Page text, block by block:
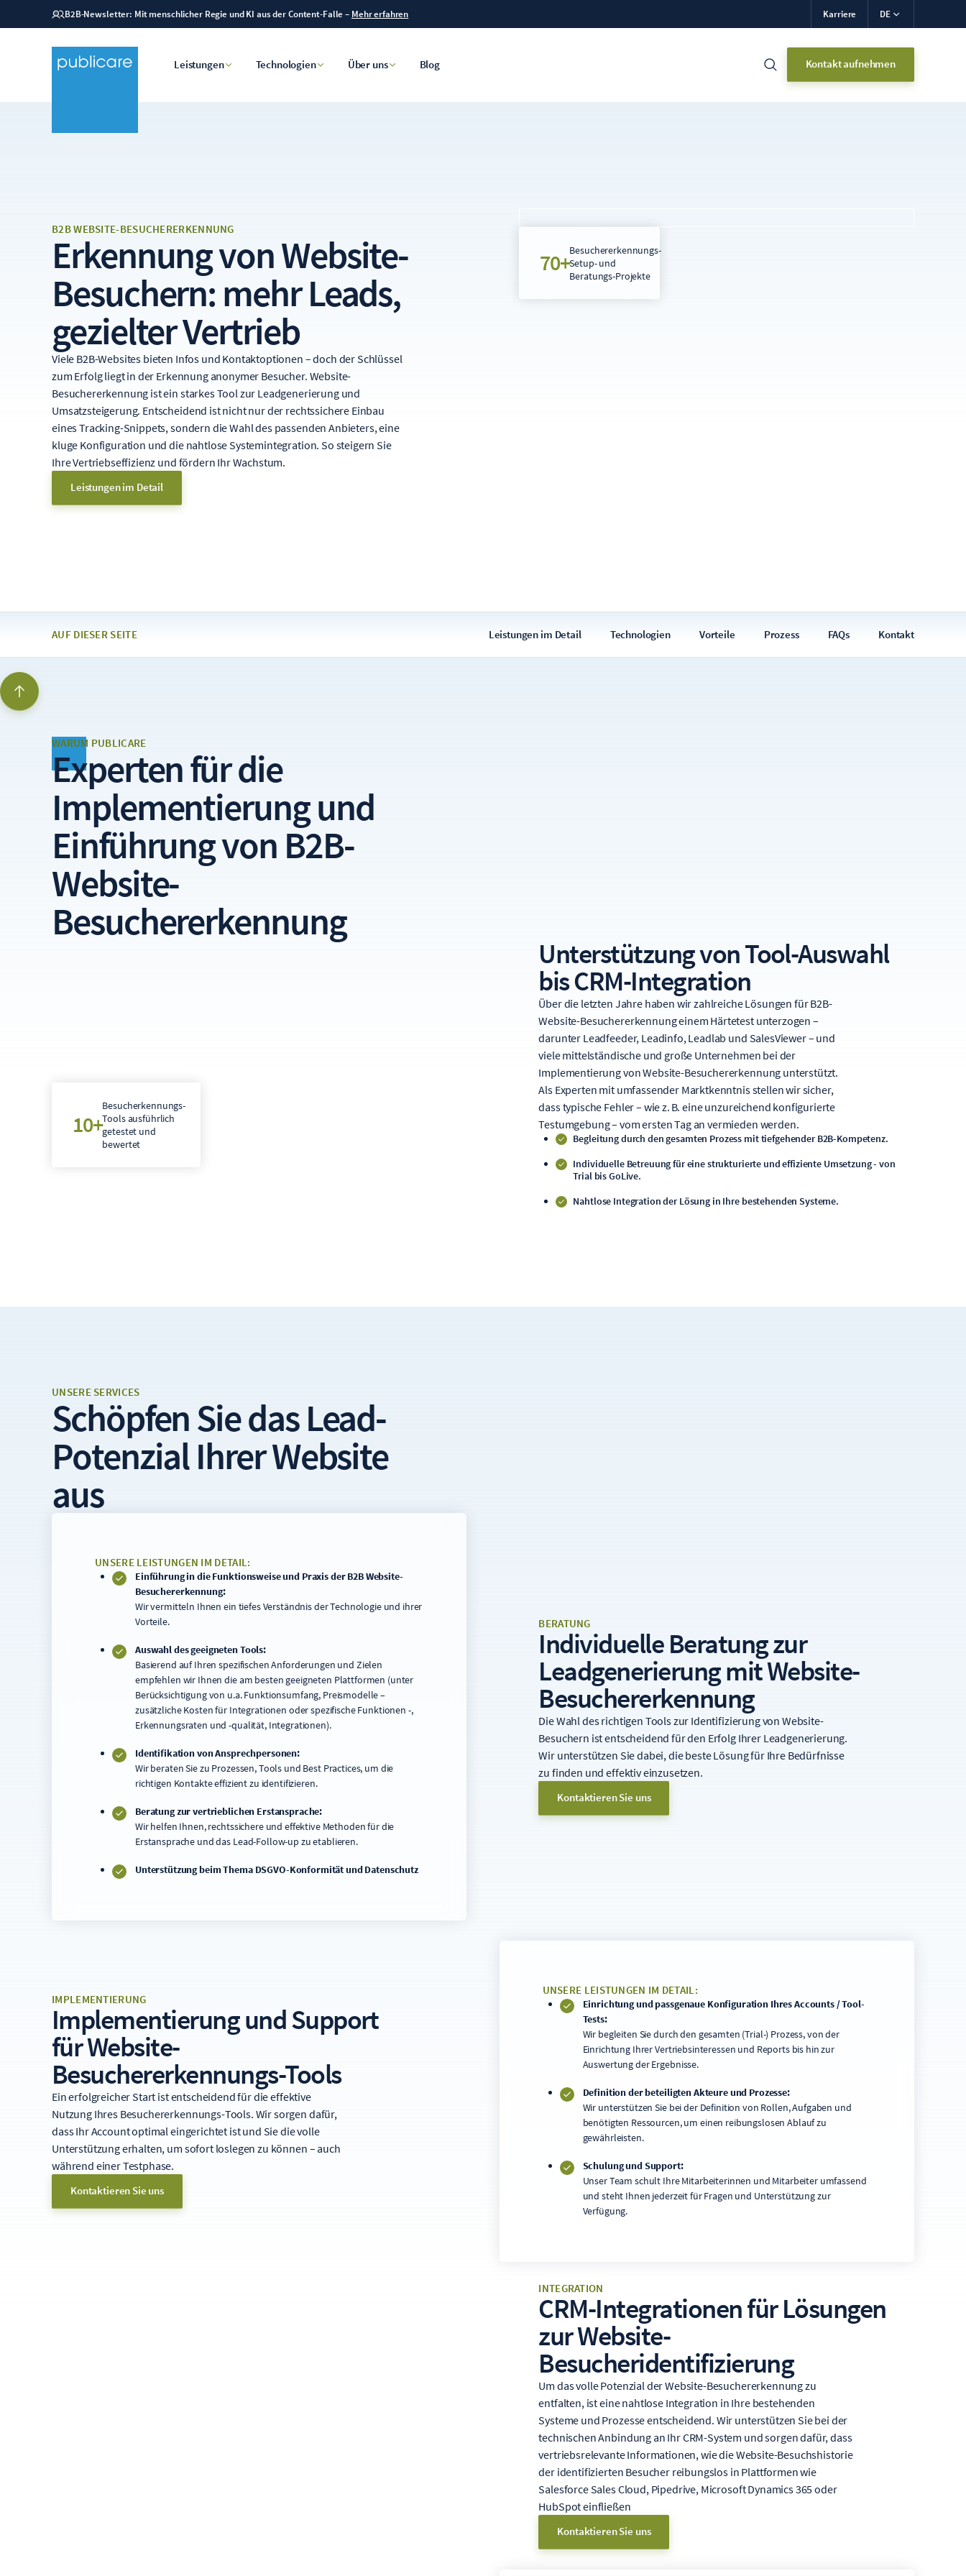
B2B-Newsletter: Mit menschlicher Regie und KI aus der Content-Falle – Mehr erfahren Karriere DE
Leistungen Technologien Über uns Blog Kontakt aufnehmen
B2B WEBSITE-BESUCHERERKENNUNG
Erkennung von Website-
Besuchern: mehr Leads,
gezielter Vertrieb
Viele B2B-Websites bieten Infos und Kontaktoptionen – doch der Schlüssel
zum Erfolg liegt in der Erkennung anonymer Besucher. Website-
Besuchererkennung ist ein starkes Tool zur Leadgenerierung und
Umsatzsteigerung. Entscheidend ist nicht nur der rechtssichere Einbau
eines Tracking-Snippets, sondern die Wahl des passenden Anbieters, eine
kluge Konfiguration und die nahtlose Systemintegration. So steigern Sie
Ihre Vertriebseffizienz und fördern Ihr Wachstum.
Leistungen im Detail
70+Besuchererkennungs-
Setup- und
Beratungs-Projekte
AUF DIESER SEITE Leistungen im Detail Technologien Vorteile Prozess FAQs Kontakt
WARUM PUBLICARE
Experten für die
Implementierung und
Einführung von B2B-
Website-
Besuchererkennung
10+
Besucherkennungs-
Tools ausführlich
getestet und
bewertet
Unterstützung von Tool-Auswahl
bis CRM-Integration
Über die letzten Jahre haben wir zahlreiche Lösungen für B2B-
Website-Besuchererkennung einem Härtetest unterzogen –
darunter Leadfeeder, Leadinfo, Leadlab und SalesViewer – und
viele mittelständische und große Unternehmen bei der
Implementierung von Website-Besuchererkennung unterstützt.
Als Experten mit umfassender Marktkenntnis stellen wir sicher,
dass typische Fehler – wie z. B. eine unzureichend konfigurierte
Testumgebung – vom ersten Tag an vermieden werden.
Begleitung durch den gesamten Prozess mit tiefgehender B2B-Kompetenz.
Individuelle Betreuung für eine strukturierte und effiziente Umsetzung - von
Trial bis GoLive.
Nahtlose Integration der Lösung in Ihre bestehenden Systeme.
UNSERE SERVICES
Schöpfen Sie dasLead-
PotenzialIhrer Website
aus
UNSERE LEISTUNGEN IM DETAIL:
Einführung in die Funktionsweise und Praxis der B2B Website-
Besuchererkennung:
Wir vermitteln Ihnen ein tiefes Verständnis der Technologie und ihrer
Vorteile.
Auswahl des geeigneten Tools:
Basierend auf Ihren spezifischen Anforderungen und Zielen
empfehlen wir Ihnen die am besten geeigneten Plattformen (unter
Berücksichtigung von u.a. Funktionsumfang, Preismodelle –
zusätzliche Kosten für Integrationen oder spezifische Funktionen -,
Erkennungsraten und -qualität, Integrationen).
Identifikation von Ansprechpersonen:
Wir beraten Sie zu Prozessen, Tools und Best Practices, um die
richtigen Kontakte effizient zu identifizieren.
Beratung zur vertrieblichen Erstansprache:
Wir helfen Ihnen, rechtssichere und effektive Methoden für die
Erstansprache und das Lead-Follow-up zu etablieren.
Unterstützung beim Thema DSGVO-Konformität und Datenschutz
BERATUNG
Individuelle Beratung zur
Leadgenerierung mit Website-
Besuchererkennung
Die Wahl des richtigen Tools zur Identifizierung von Website-
Besuchern ist entscheidend für den Erfolg Ihrer Leadgenerierung.
Wir unterstützen Sie dabei, die beste Lösung für Ihre Bedürfnisse
zu finden und effektiv einzusetzen.
Kontaktieren Sie uns
UNSERE LEISTUNGEN IM DETAIL:
Einrichtung und passgenaue Konfiguration Ihres Accounts / Tool-
Tests:
Wir begleiten Sie durch den gesamten (Trial-) Prozess, von der
Einrichtung Ihrer Vertriebsinteressen und Reports bis hin zur
Auswertung der Ergebnisse.
Definition der beteiligten Akteure und Prozesse:
Wir unterstützen Sie bei der Definition von Rollen, Aufgaben und
benötigten Ressourcen, um einen reibungslosen Ablauf zu
gewährleisten.
Schulung und Support:
Unser Team schult Ihre Mitarbeiterinnen und Mitarbeiter umfassend
und steht Ihnen jederzeit für Fragen und Unterstützung zur
Verfügung.
IMPLEMENTIERUNG
Implementierung und Support
für Website-
Besuchererkennungs-Tools
Ein erfolgreicher Start ist entscheidend für die effektive
Nutzung Ihres Besuchererkennungs-Tools. Wir sorgen dafür,
dass Ihr Account optimal eingerichtet ist und Sie die volle
Unterstützung erhalten, um sofort loslegen zu können – auch
während einer Testphase.
Kontaktieren Sie uns
INTEGRATION
CRM-Integrationen für Lösungen
zur Website-
Besucheridentifizierung
Um das volle Potenzial der Website-Besuchererkennung zu
entfalten, ist eine nahtlose Integration in Ihre bestehenden
Systeme und Prozesse entscheidend. Wir unterstützen Sie bei der
technischen Anbindung an Ihr CRM-System und sorgen dafür, dass
vertriebsrelevante Informationen, wie die Website-Besuchshistorie
der identifizierten Besucher reibungslos in Plattformen wie
Salesforce Sales Cloud, Pipedrive, Microsoft Dynamics 365 oder
HubSpot einfließen
Kontaktieren Sie uns